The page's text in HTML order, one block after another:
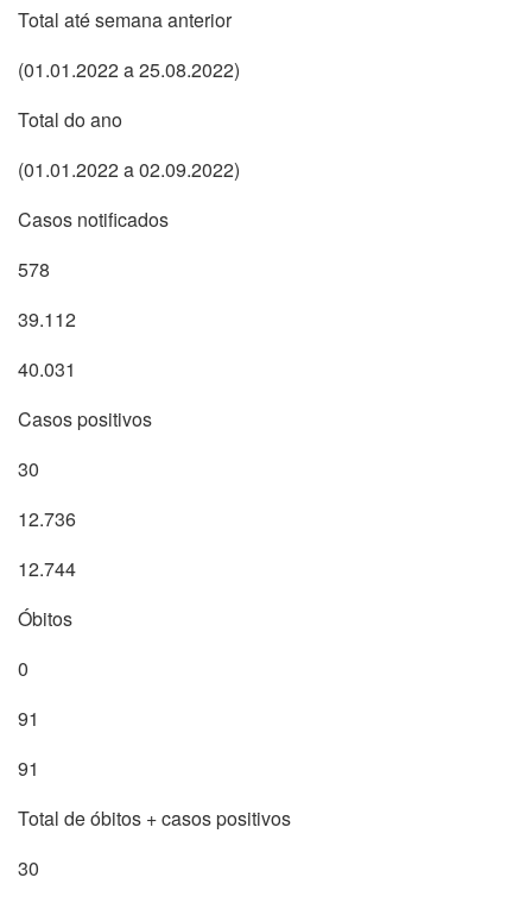
Total até semana anterior
(01.01.2022 a 25.08.2022)
Total do ano
(01.01.2022 a 02.09.2022)
Casos notificados
578
39.112
40.031
Casos positivos
30
12.736
12.744
Óbitos
0
91
91
Total de óbitos + casos positivos
30